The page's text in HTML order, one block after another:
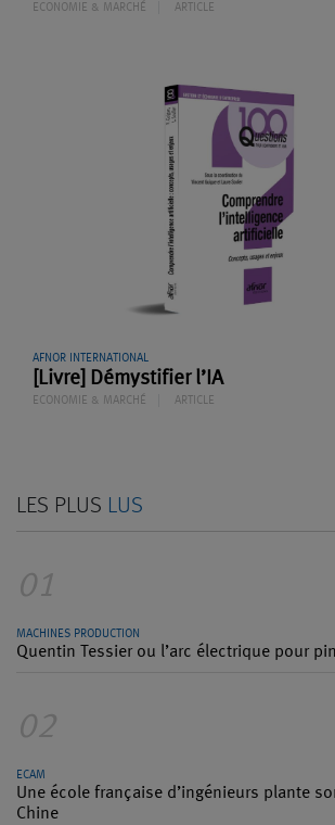
ECONOMIE & MARCHÉ ARTICLE
AFNOR INTERNATIONAL
[Livre] Démystifier l’IA
ECONOMIE & MARCHÉ ARTICLE
LES PLUS LUS
01
MACHINES PRODUCTION
Quentin Tessier ou l’arc électrique pour
02
ECAM
Une école française d’ingénieurs plante
Chine